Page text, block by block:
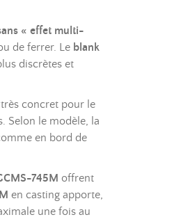
« effet multi-
de ferrer. Le blank
discrètes et
concret pour le
Selon le modèle, la
en bord de
745M offrent
en casting apporte,
une fois au